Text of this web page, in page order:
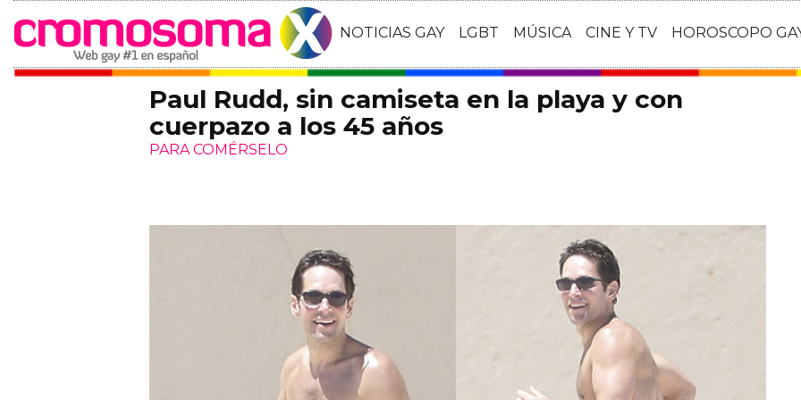
NOTICIAS GAY LGBT MÚSICA CINE Y TV HOROSCOPO
Paul Rudd, sin camiseta en la playa y con
cuerpazo a los 45 años
PARA COMÉRSELO